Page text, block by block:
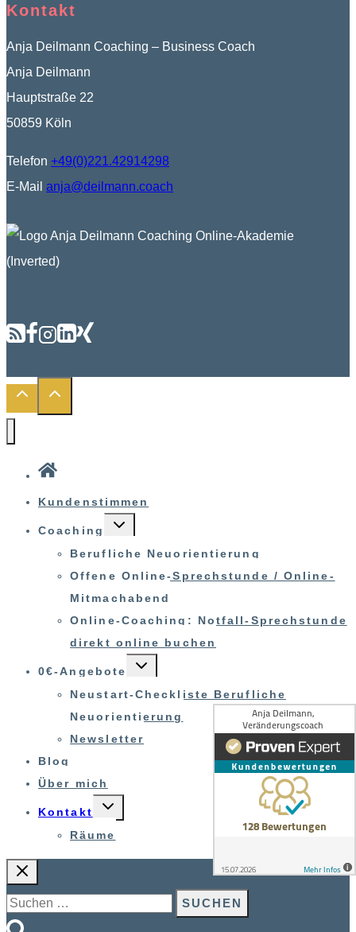
Kontakt
Anja Deilmann Coaching – Business Coach
Anja Deilmann
Hauptstraße 22
50859 Köln
Telefon +49(0)221.42914298
E-Mail anja@deilmann.coach
Kundenstimmen
Coaching
UNTERMENÜ
UMSCHALTEN
Berufliche Neuorientierung
Offene Online-Sprechstunde / Online-
Mitmachabend
Online-Coaching: Notfall-Sprechstunde
direkt online buchen
0€-Angebote
UNTERMENÜ
UMSCHALTEN
Neustart-Checkliste Berufliche
Neuorientierung
Newsletter
Blog
Über mich
Kontakt
UNTERMENÜ
UMSCHALTEN
Räume
Suchen
nach: